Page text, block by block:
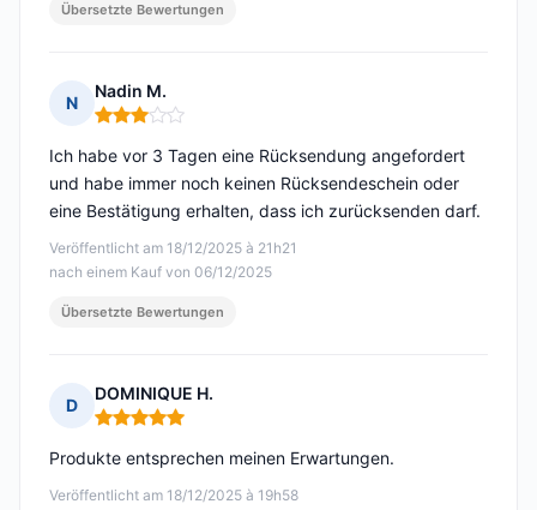
Übersetzte Bewertungen
N
Nadin M.
Hinweis: 3 von 5
Veröffentlicht am 18/12/2025 à 21h21
nach einem Kauf von 06/12/2025
Ich habe vor 3 Tagen eine Rücksendung angefordert
und habe immer noch keinen Rücksendeschein oder
eine Bestätigung erhalten, dass ich zurücksenden darf.
Übersetzte Bewertungen
D
DOMINIQUE H.
Hinweis: 5 von 5
Veröffentlicht am 18/12/2025 à 19h58
Produkte entsprechen meinen Erwartungen.